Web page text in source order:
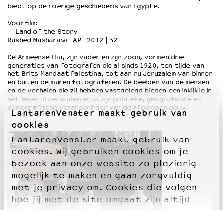
LantarenVenster maakt gebruik van
cookies
LantarenVenster maakt gebruik van
cookies. Wij gebruiken cookies om je
bezoek aan onze website zo plezierig
mogelijk te maken en gaan zorgvuldig
met je privacy om. Cookies die volgen
hoe jij met de site omgaat zijn altijd
Werken bij
Word vriend
Historie
Partners
Huisregels
Privacyverklaring
Integriteits- en gedragscode
Duurzaamheid
Culturele boycot Israël
Ruimte voor artistieke vrijheid – VNPF
biedt op de roerige geschiedenis van Egypte.
Voorfilm:
==Land of the Story==
Rashed Masharawi | AP | 2012 | 52′
De Armeense Elia, zijn vader en zijn zoon, vormen drie
generaties van fotografen die al sinds 1920, ten tijde van
het Brits Mandaat Palestina, tot aan nu Jeruzalem van binnen
en buiten de muren fotograferen. De beelden van de mensen
en de verhalen die zij hebben vastgelegd bieden een inkijkje in
het leven in Jeruzalem en al zijn politieke, geografische en
demografische veranderingen van de afgelopen eeuw.